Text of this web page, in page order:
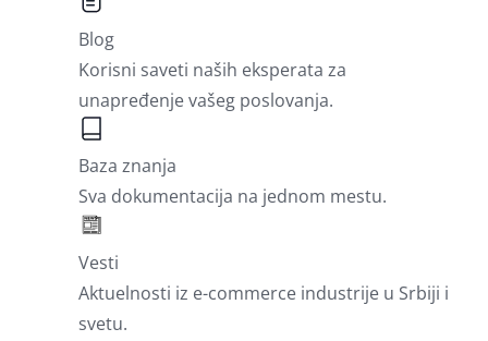
Blog
Korisni saveti naših eksperata za
unapređenje vašeg poslovanja.
Baza znanja
Sva dokumentacija na jednom mestu.
Vesti
Aktuelnosti iz e-commerce industrije u Srbiji i
svetu.